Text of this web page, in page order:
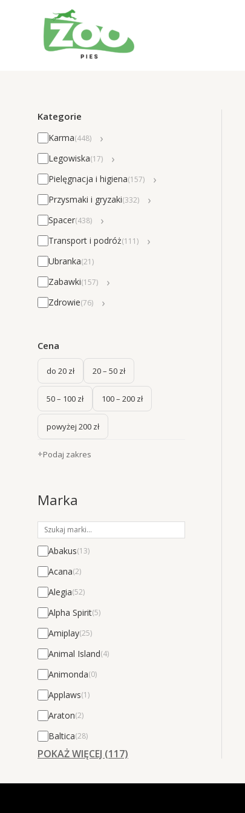
Kategorie
Karma(448) ›
Legowiska(17) ›
Pielęgnacja i higiena(157) ›
Przysmaki i gryzaki(332) ›
Spacer(438) ›
Transport i podróż(111) ›
Ubranka(21)
Zabawki(157) ›
Zdrowie(76) ›
Cena
do 20 zł 20 – 50 zł
50 – 100 zł 100 – 200 zł
powyżej 200 zł
Podaj zakres
Marka
Abakus(13)
Acana(2)
Alegia(52)
Alpha Spirit(5)
Amiplay(25)
Animal Island(4)
Animonda(0)
Applaws(1)
Araton(2)
Baltica(28)
POKAŻ WIĘCEJ (117)